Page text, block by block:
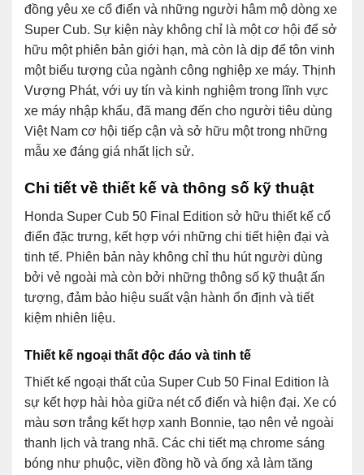
đồng yêu xe cổ điển và những người hâm mộ dòng xe
Super Cub. Sự kiện này không chỉ là một cơ hội để sở
hữu một phiên bản giới hạn, mà còn là dịp để tôn vinh
một biểu tượng của ngành công nghiệp xe máy. Thịnh
Vượng Phát, với uy tín và kinh nghiệm trong lĩnh vực
xe máy nhập khẩu, đã mang đến cho người tiêu dùng
Việt Nam cơ hội tiếp cận và sở hữu một trong những
mẫu xe đáng giá nhất lịch sử.
Chi tiết về thiết kế và thông số kỹ thuật
Honda Super Cub 50 Final Edition sở hữu thiết kế cổ
điển đặc trưng, kết hợp với những chi tiết hiện đại và
tinh tế. Phiên bản này không chỉ thu hút người dùng
bởi vẻ ngoài mà còn bởi những thông số kỹ thuật ấn
tượng, đảm bảo hiệu suất vận hành ổn định và tiết
kiệm nhiên liệu.
Thiết kế ngoại thất độc đáo và tinh tế
Thiết kế ngoại thất của Super Cub 50 Final Edition là
sự kết hợp hài hòa giữa nét cổ điển và hiện đại. Xe có
màu sơn trắng kết hợp xanh Bonnie, tạo nên vẻ ngoài
thanh lịch và trang nhã. Các chi tiết mạ chrome sáng
bóng như phuộc, viền đồng hồ và ống xả làm tăng